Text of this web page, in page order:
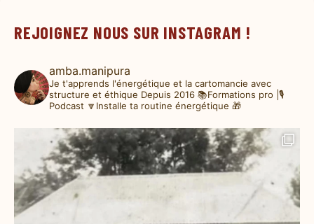
REJOIGNEZ NOUS SUR INSTAGRAM !
amba.manipura
Je t'apprends l'énergétique et la cartomancie avec
structure et éthique Depuis 2016 📚Formations pro |🎙️
Podcast 🔽Installe ta routine énergétique 🎁